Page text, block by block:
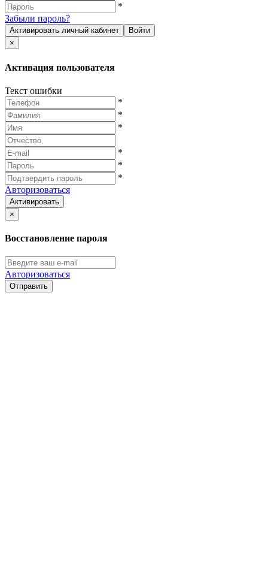
*
Забыли пароль?
Активировать личный кабинет
Войти
×
Активация пользователя
Текст ошибки
*
*
*
*
*
*
Авторизоваться
Активировать
×
Восстановление пароля
Авторизоваться
Отправить